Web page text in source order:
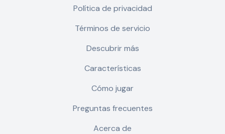
Política de privacidad
Términos de servicio
Descubrir más
Características
Cómo jugar
Preguntas frecuentes
Acerca de